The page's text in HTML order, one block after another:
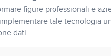
figure professionali e
tale tecnologia
dati.